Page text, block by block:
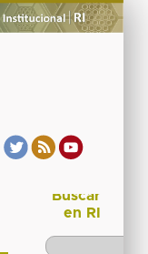
Buscar
en RI